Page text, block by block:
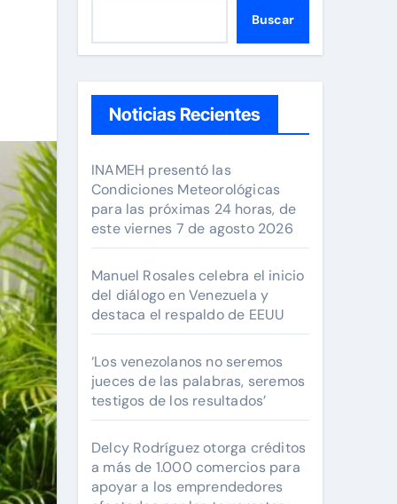
Buscar
Noticias Recientes
INAMEH presentó las
Condiciones Meteorológicas
para las próximas 24 horas, de
este viernes 7 de agosto 2026
Manuel Rosales celebra el inicio
del diálogo en Venezuela y
destaca el respaldo de EEUU
‘Los venezolanos no seremos
jueces de las palabras, seremos
testigos de los resultados’
Delcy Rodríguez otorga créditos
a más de 1.000 comercios para
apoyar a los emprendedores